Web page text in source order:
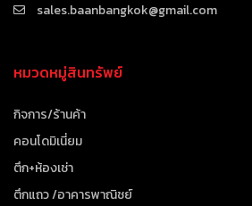
sales.baanbangkok@gmail.com
หมวดหมู่สินทรัพย์
กิจการ/ร้านค้า
คอนโดมิเนี่ยม
ตึก+ห้องเช่า
ตึกแถว /อาคารพาณิชย์